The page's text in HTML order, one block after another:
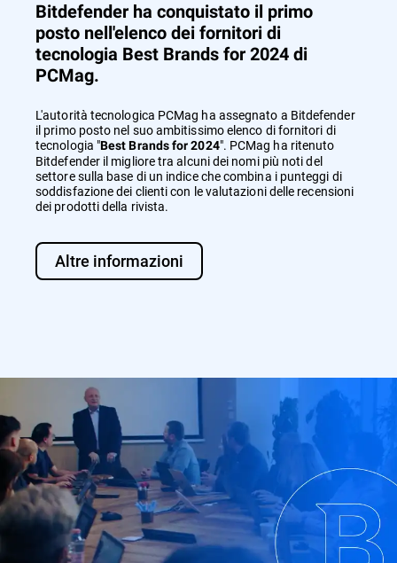
Bitdefender ha conquistato il primo
posto nell'elenco dei fornitori di
tecnologia Best Brands for 2024 di
PCMag.
L'autorità tecnologica PCMag ha assegnato a Bitdefender
il primo posto nel suo ambitissimo elenco di fornitori di
tecnologia "Best Brands for 2024". PCMag ha ritenuto
Bitdefender il migliore tra alcuni dei nomi più noti del
settore sulla base di un indice che combina i punteggi di
soddisfazione dei clienti con le valutazioni delle recensioni
dei prodotti della rivista.
Altre informazioni